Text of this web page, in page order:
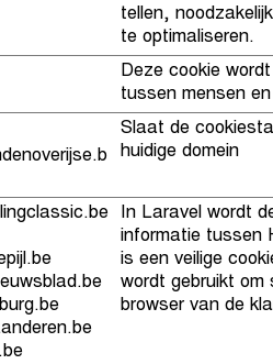
tellen,
te optimaliseren.
Deze cookie
tussen mensen
Slaat de
huidige domein
In Laravel wordt
informatie tussen
is een veilige
wordt gebruikt om
browser van de